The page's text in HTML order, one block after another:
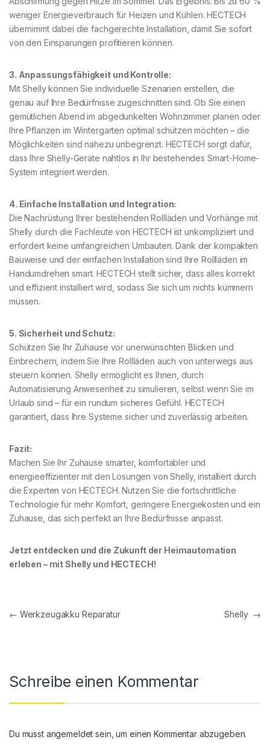
weniger Energieverbrauch für Heizen und Kühlen. HECTECH
übernimmt dabei die fachgerechte Installation, damit Sie sofort
von den Einsparungen profitieren können.
3. Anpassungsfähigkeit und Kontrolle:
Mit Shelly können Sie individuelle Szenarien erstellen, die
genau auf Ihre Bedürfnisse zugeschnitten sind. Ob Sie einen
gemütlichen Abend im abgedunkelten Wohnzimmer planen oder
Ihre Pflanzen im Wintergarten optimal schützen möchten – die
Möglichkeiten sind nahezu unbegrenzt. HECTECH sorgt dafür,
dass Ihre Shelly-Geräte nahtlos in Ihr bestehendes Smart-Home-
System integriert werden.
4. Einfache Installation und Integration:
Die Nachrüstung Ihrer bestehenden Rollläden und Vorhänge mit
Shelly durch die Fachleute von HECTECH ist unkompliziert und
erfordert keine umfangreichen Umbauten. Dank der kompakten
Bauweise und der einfachen Installation sind Ihre Rollläden im
Handumdrehen smart. HECTECH stellt sicher, dass alles korrekt
und effizient installiert wird, sodass Sie sich um nichts kümmern
müssen.
5. Sicherheit und Schutz:
Schützen Sie Ihr Zuhause vor unerwünschten Blicken und
Einbrechern, indem Sie Ihre Rollläden auch von unterwegs aus
steuern können. Shelly ermöglicht es Ihnen, durch
Automatisierung Anwesenheit zu simulieren, selbst wenn Sie im
Urlaub sind – für ein rundum sicheres Gefühl. HECTECH
garantiert, dass Ihre Systeme sicher und zuverlässig arbeiten.
Fazit:
Machen Sie Ihr Zuhause smarter, komfortabler und
energieeffizienter mit den Lösungen von Shelly, installiert durch
die Experten von HECTECH. Nutzen Sie die fortschrittliche
Technologie für mehr Komfort, geringere Energiekosten und ein
Zuhause, das sich perfekt an Ihre Bedürfnisse anpasst.
Jetzt entdecken und die Zukunft der Heimautomation
erleben – mit Shelly und HECTECH!
← Werkzeugakku Reparatur Shelly →
Schreibe einen Kommentar
Du musst angemeldet sein, um einen Kommentar abzugeben.